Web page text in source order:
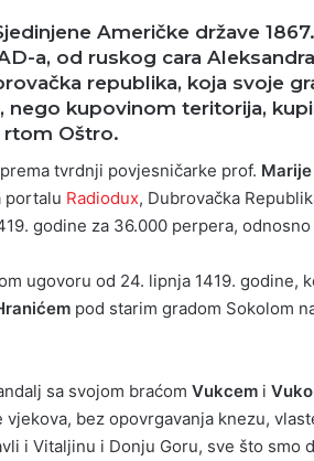
Američke države
a, od ruskog cara
republika, koja svoje
nego kupovinom teritorija,
rtom Oštro.
tvrdnji povjesničarke prof.
portalu Radiodux, Dubrovačka
godine za 36.000 perpera, odnosno
ugovoru od 24. lipnja 1419. godine,
pod starim gradom Sokolom
sa svojom braćom Vukcem i
vjekova, bez opovrgavanja knezu,
i Vitaljinu i Donju Goru, sve što smo